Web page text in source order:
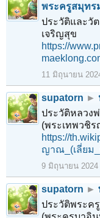
พระครูสมุทร
ประวัติและวั
เจริญสุข
https://
11 มิถุนายน
supatorn ►
ประวัติหลวง
(พระเทพวชิ
https://
ญาณ_(เลี่ยม
9 มิถุนายน 2024
supatorn ►
ประวัติพระค